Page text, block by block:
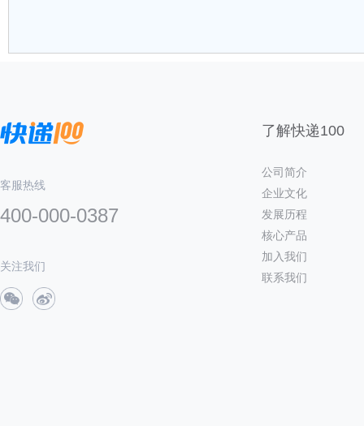
客服热线
400-000-0387
关注我们
了解快递100
公司简介
企业文化
发展历程
核心产品
加入我们
联系我们